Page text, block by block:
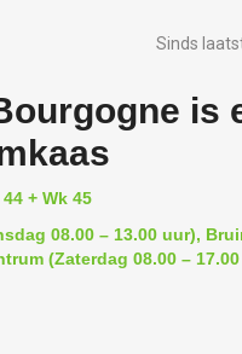
Sinds
is
+ Wk 45
08.00 – 13.00 uur),
(Zaterdag 08.00 –